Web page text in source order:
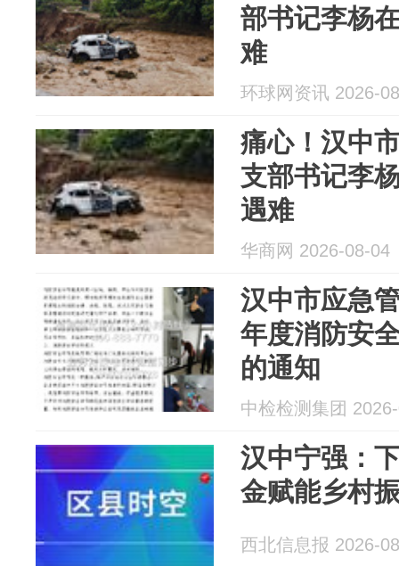
部书记李杨
难
环球网资讯 2026-
痛心！汉中
支部书记李
遇难
华商网 2026-08-04
汉中市应急
年度消防安
的通知
中检检测集团
汉中宁强：
金赋能乡村
西北信息报 2026-